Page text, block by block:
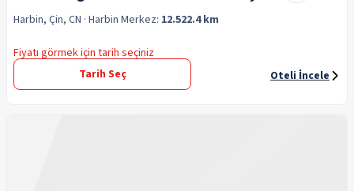
Harbin, Çin, CN · Harbin Merkez: 12.522.4 km
Fiyatı görmek için tarih seçiniz
Tarih Seç
Oteli İncele